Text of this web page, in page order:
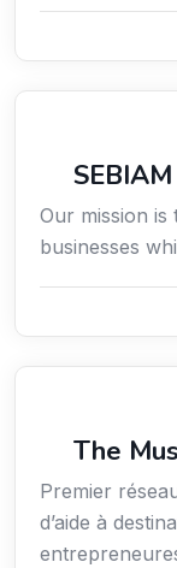
SEBIAM
Our mission
businesses
The
Premier
d’aide à